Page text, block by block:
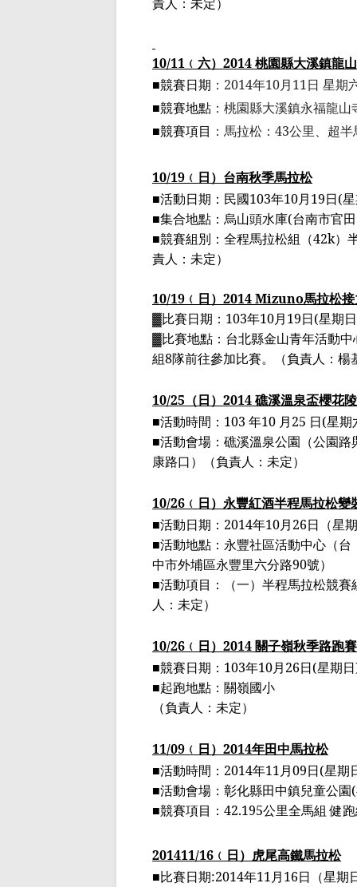
10/11 ﹙ 六） 2014桃園縣大溪鎮龍
■競賽日期 ： 2014年10月11日 星期
■競賽地點 ：桃園縣大溪鎮永福龍
■競賽項目 ：馬拉松： 43公里、 超半
10/19 ﹙ 日） 台南秋季馬拉松
■活動日期：民國103年10月19日(
■集合地點：烏山頭水庫(台南市官
■競賽組別：全程馬拉松組（42k）
責人：未定）
10/19 ﹙ 日） 2014 Mizuno馬拉松
▓比賽日期： 103年10月19日(星期日
▓比賽地點：台北縣金山青年活動中
組8隊前往參加比賽。 （負責人：楊
10/25 （日） 2014礁溪溫泉盃櫻花
■活動時間： 103 年10 月25 日(星期
■活動會場：礁溪溫泉公園 （公園路
康路口） （負責人：未定）
10/26 ﹙ 日） 永豐紅酒半程馬拉松變
■活動日期： 2014年10月26日（星
■活動地點：永豐社區活動中心 （台
中市外埔區永豐里六分路90號）
■活動項目：（一）半程馬拉松競賽
人：未定）
10/26 ﹙ 日） 2014關子嶺秋季路跑賽
■競賽日期： 103年10月26日(星期日
■起跑地點： 關嶺國小
（負責人：未定）
11/09 ﹙ 日） 2014年田中馬拉松
■活動時間： 2014年11月09日(星期
■活動會場：彰化縣田中鎮兒童公園(
■競賽項目： 42.195公里全馬組健
201411/16 ﹙ 日） 虎尾高鐵馬拉松
■比賽日期:2014年11月16日（星期